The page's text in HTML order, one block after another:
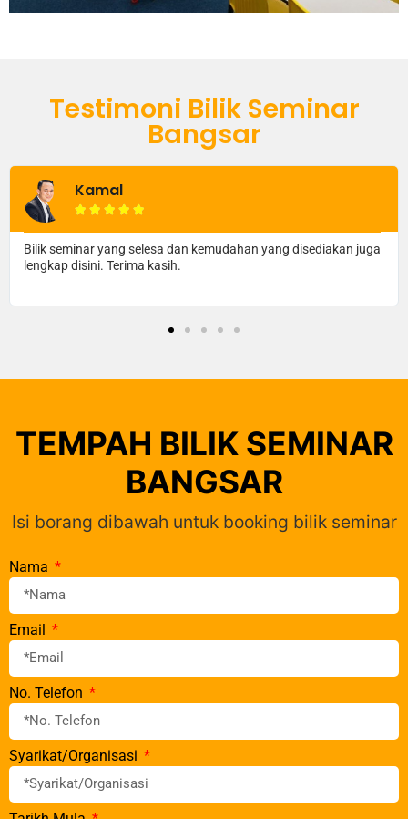
Testimoni Bilik Seminar
Bangsar
Amir Ridzuan
    
Bilik seminar yang luas dan sangat selesa. Saya lebih fokus
dengan apa yang tenaga pengajar sampaikan.
TEMPAH BILIK SEMINAR
BANGSAR
Isi borang dibawah untuk booking bilik seminar
Nama
Email
No. Telefon
Syarikat/Organisasi